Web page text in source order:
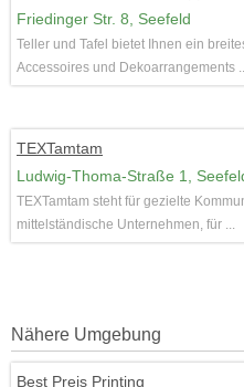
Friedinger Str. 8, Seefeld
Teller und Tafel bietet Ihnen ein
Accessoires und Dekoarrangements
TEXTamtam
Ludwig-Thoma-Straße 1,
TEXTamtam steht für gezielte
mittelständische Unternehmen, für ...
Nähere Umgebung
Best Preis Printing